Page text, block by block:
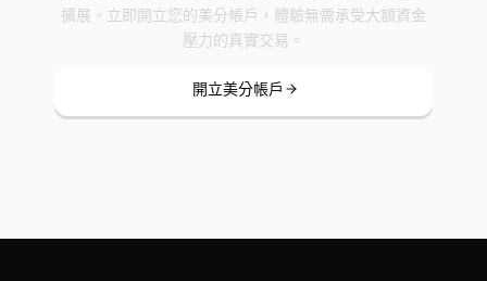
擴展。立即開立您的美分帳戶，體驗無需承受大額資金
壓力的真實交易。
開立美分帳戶